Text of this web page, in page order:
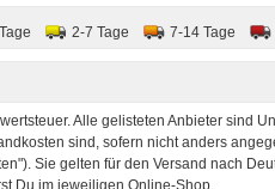
2-7 Tage 7-14 Tage